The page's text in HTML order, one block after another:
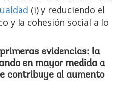
(i) y reduciendo el
y la cohesión social a lo
evidencias: la
en mayor medida a
contribuye al aumento